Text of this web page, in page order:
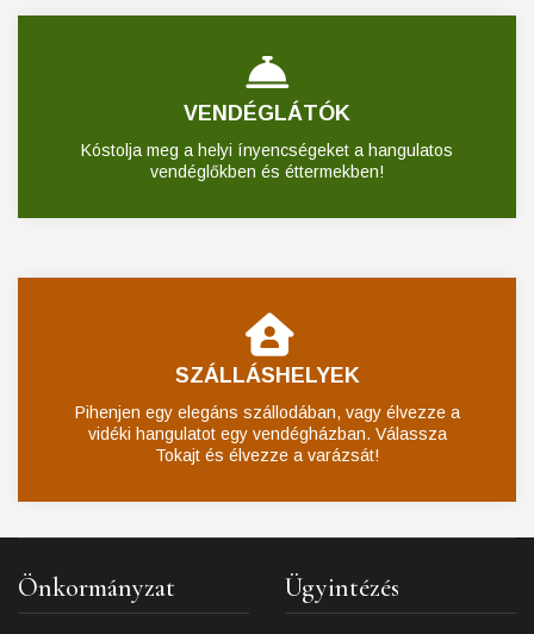
VENDÉGLÁTÓK
Kóstolja meg a helyi ínyencségeket a hangulatos
vendéglőkben és éttermekben!
SZÁLLÁSHELYEK
Pihenjen egy elegáns szállodában, vagy élvezze a
vidéki hangulatot egy vendégházban. Válassza
Tokajt és élvezze a varázsát!
Önkormányzat Ügyintézés